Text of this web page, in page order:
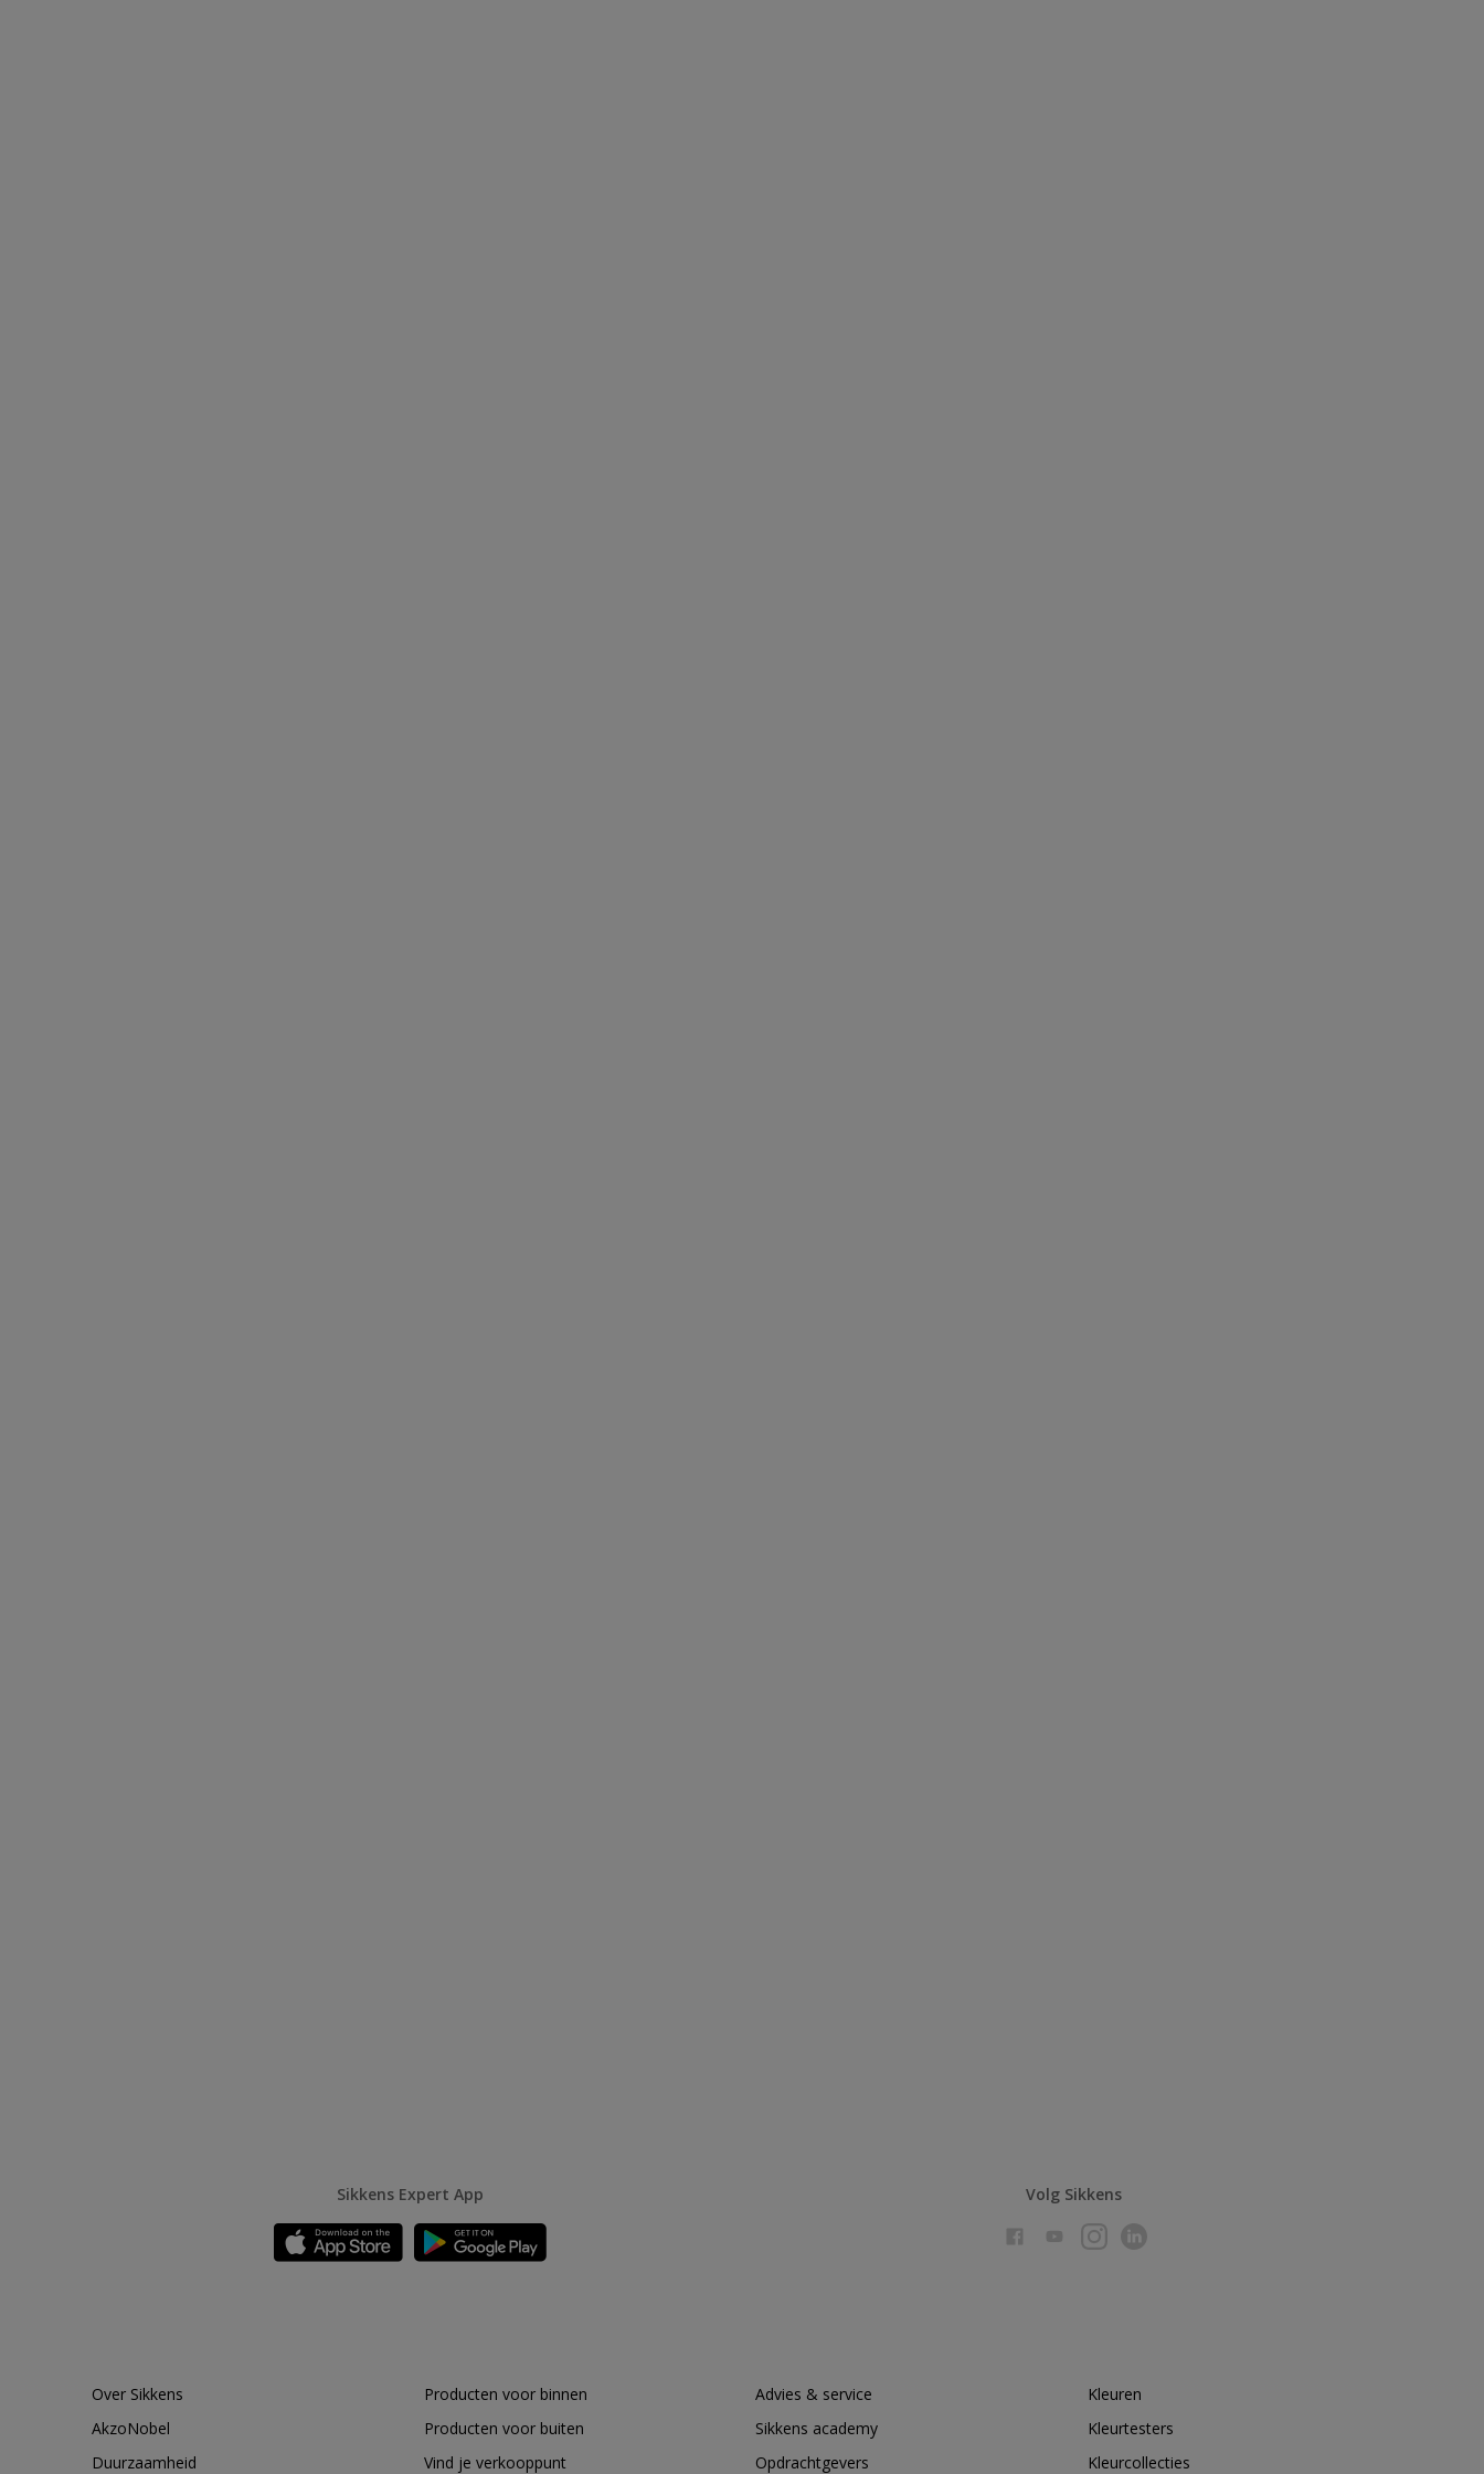
Sikkens Expert App Volg Sikkens
Over Sikkens
AkzoNobel
Duurzaamheid
Producten voor binnen
Producten voor buiten
Vind je verkooppunt
Advies & service
Sikkens academy
Opdrachtgevers
Kleuren
Kleurtesters
Kleurcollecties